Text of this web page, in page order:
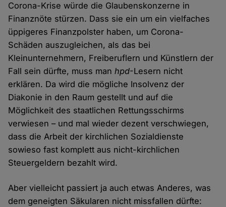
Corona-Krise würde die Glaubenskonzerne in
Finanznöte stürzen. Dass sie ein um ein vielfaches
üppigeres Finanzpolster haben, um Corona-
Schäden auszugleichen, als das bei
Kleinunternehmern, Freiberuflern und Künstlern der
Fall sein dürfte, muss manhpd-Lesern nicht
erklären. Da wird die mögliche Insolvenz der
Diakonie in den Raum gestellt und auf die
Möglichkeit des staatlichen Rettungsschirms
verwiesen – und mal wieder dezent verschwiegen,
dass die Arbeit der kirchlichen Sozialdienste
sowieso fast komplett aus nicht-kirchlichen
Steuergeldern bezahlt wird.
Aber vielleicht passiert ja auch etwas Anderes, was
dem geneigten Säkularen nicht missfallen dürfte: